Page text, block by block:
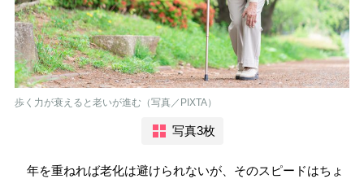
歩く力が衰えると老いが進む（写真／PIXTA）
写真3枚
年を重ねれば老化は避けられないが、そのスピードはちょ